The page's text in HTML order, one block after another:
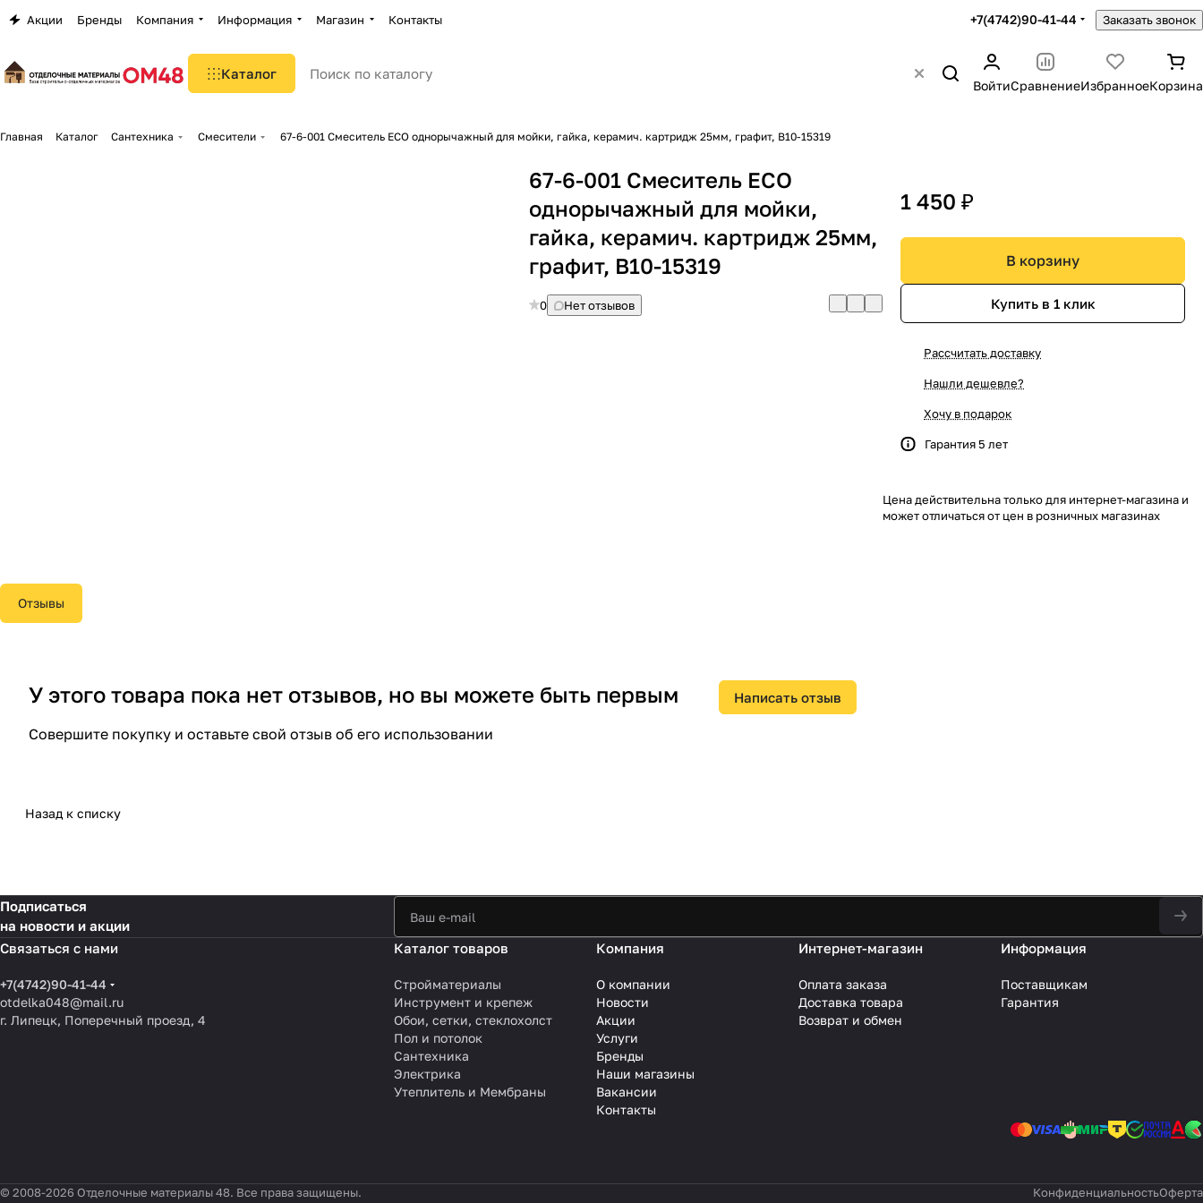
Акции Бренды Компания Информация Магазин Контакты +7(4742)90-41-44 Заказать звонок
Каталог
ВойтиСравнениеИзбранноеКорзина
Главная Каталог Сантехника Смесители 67-6-001 Смеситель ECO однорычажный для мойки, гайка, керамич. картридж 25мм, графит, B10-15319
67-6-001 Смеситель ECO
однорычажный для мойки,
гайка, керамич. картридж 25мм,
графит, B10-15319
0 Нет отзывов
1 450 ₽
В корзину
Купить в 1 клик
Рассчитать доставку
Нашли дешевле?
Хочу в подарок
Гарантия 5 лет
Цена действительна только для интернет-магазина и
может отличаться от цен в розничных магазинах
Отзывы
У этого товара пока нет отзывов, но вы можете быть первым
Совершите покупку и оставьте свой отзыв об его использовании
Написать отзыв
Назад к списку
Подписаться
на новости и акции
Связаться с нами
+7(4742)90-41-44
otdelka048@mail.ru
г. Липецк, Поперечный проезд, 4
Каталог товаров
Стройматериалы
Инструмент и крепеж
Обои, сетки, стеклохолст
Пол и потолок
Сантехника
Электрика
Утеплитель и Мембраны
Компания
О компании
Новости
Акции
Услуги
Бренды
Наши магазины
Вакансии
Контакты
Интернет-магазин
Оплата заказа
Доставка товара
Возврат и обмен
Информация
Поставщикам
Гарантия
© 2008-2026 Отделочные материалы 48. Все права защищены. КонфиденциальностьОферта